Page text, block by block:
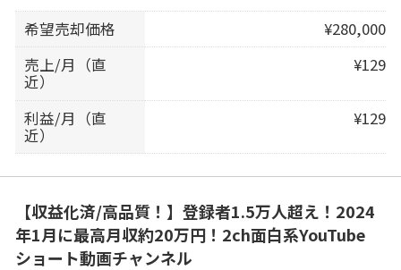
希望売却価格
¥280,000
売上/月（直
近）
¥129
利益/月（直
近）
¥129
【収益化済/高品質！】登録者1.5万人超え！2024
年1月に最高月収約20万円！2ch面白系YouTube
ショート動画チャンネル